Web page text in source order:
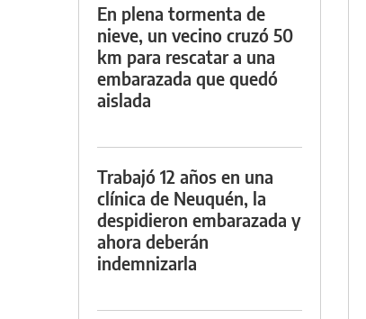
En plena tormenta de
nieve, un vecino cruzó 50
km para rescatar a una
embarazada que quedó
aislada
Trabajó 12 años en una
clínica de Neuquén, la
despidieron embarazada y
ahora deberán
indemnizarla